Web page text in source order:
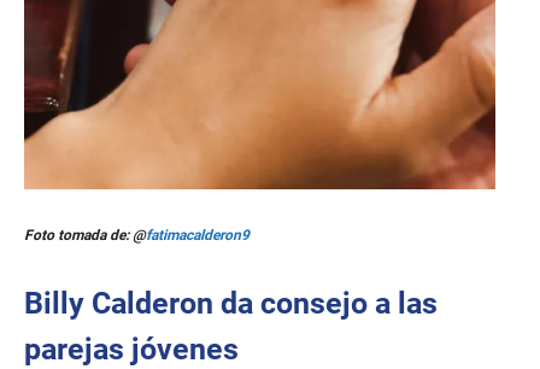
Foto tomada de: @fatimacalderon9
Billy Calderon da consejo a las
parejas jóvenes